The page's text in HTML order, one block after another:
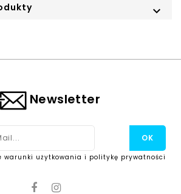

Newsletter
warunki użytkowania i politykę prywatności